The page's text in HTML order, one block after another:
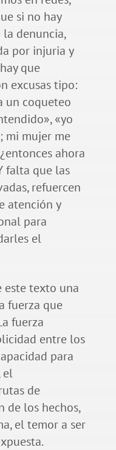
si no hay
la denuncia,
por injuria y
que
excusas tipo:
un coqueteo
«yo
mi mujer me
ahora
falta que las
refuercen
atención y
para
el
este texto una
fuerza que
fuerza
entre los
para
el
de
de los hechos,
el temor a ser